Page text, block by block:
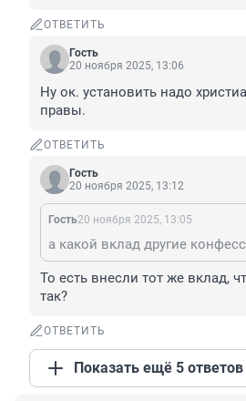
ОТВЕТИТЬ
Гость
20 ноября 2025, 13:06
Ну ок. установить надо
правы.
ОТВЕТИТЬ
Гость
20 ноября 2025, 13:12
Гость20 ноября 2025, 13:05
То есть внесли тот же вклад,
так?
ОТВЕТИТЬ
Показать ещё 5 ответов